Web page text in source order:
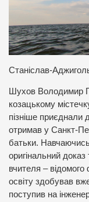
Станіслав-
Шухов Володимир
козацькому
пізніше приєднали
отримав у Санкт-
батьки. Навчаючись
оригінальний
вчителя –
освіту здобував
поступив на